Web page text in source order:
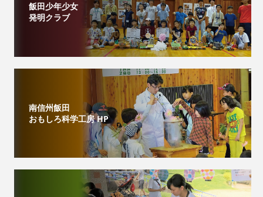
飯田少年少女
発明クラブ
南信州飯田
おもしろ科学工房 HP